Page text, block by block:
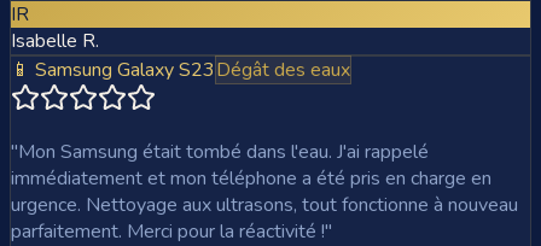
IR
Isabelle R.
📱 Samsung Galaxy S23Dégât des eaux
"Mon Samsung était tombé dans l'eau. J'ai rappelé
immédiatement et mon téléphone a été pris en charge en
urgence. Nettoyage aux ultrasons, tout fonctionne à nouveau
parfaitement. Merci pour la réactivité !"